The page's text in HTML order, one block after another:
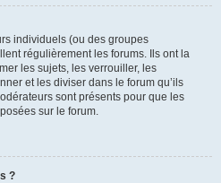
individuels (ou des groupes
régulièrement les forums. Ils ont la
les sujets, les verrouiller, les
et les diviser dans le forum qu’ils
sont présents pour que les
sur le forum.
?